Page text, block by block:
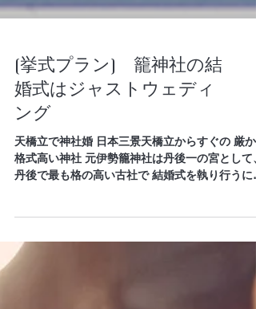
[挙式プラン] 籠神社の結
婚式はジャストウェディ
ング
天橋立で神社婚 日本三景天橋立からすぐの 厳か
格式高い神社 元伊勢籠神社は丹後一の宮として
最適で 関西随一の神社です。 格調高い伝統的な
神社で厳かに 披露宴会場への移動は...